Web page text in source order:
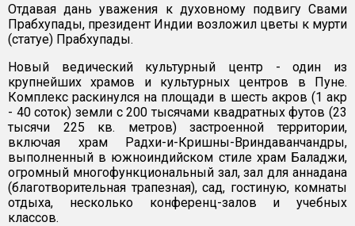
Отдавая дань уважения к духовному подвигу Свами
Прабхупады, президент Индии возложил цветы к мурти
(статуе) Прабхупады.
Новый ведический культурный центр - один из
крупнейших храмов и культурных центров в Пуне.
Комплекс раскинулся на площади в шесть акров (1 акр
- 40 соток) земли с 200 тысячами квадратных футов (23
тысячи 225 кв. метров) застроенной территории,
включая храм Радхи-и-Кришны-Вриндаванчандры,
выполненный в южноиндийском стиле храм Баладжи,
огромный многофункциональный зал, зал для аннадана
(благотворительная трапезная), сад, гостиную, комнаты
отдыха, несколько конференц-залов и учебных
классов.